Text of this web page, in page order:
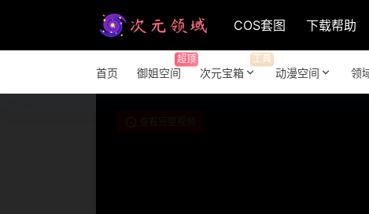
COS套图 下载帮助
首页 御姐空间
超顶
次元宝箱
工具
动漫空间 领